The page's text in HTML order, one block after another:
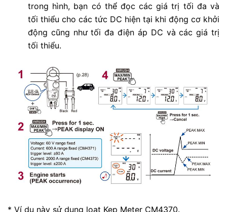
trong hình, bạn có thể đọc các giá trị tối đa và
tối thiểu cho các tức DC hiện tại khi động cơ khởi
động cũng như tối đa điện áp DC và các giá trị
tối thiểu.
* Ví dụ này sử dụng loạt Kẹp Meter CM4370.